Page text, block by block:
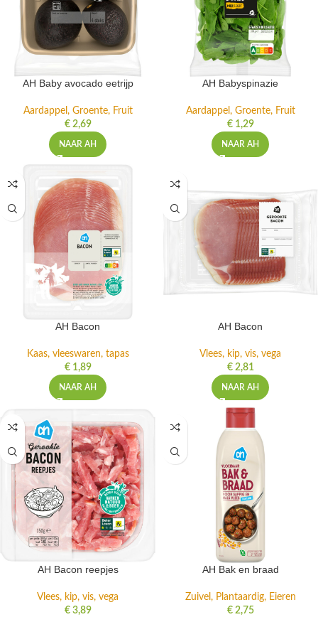
AH Baby avocado eetrijp
Aardappel, Groente, Fruit
€2,69
NAAR AH
AH Babyspinazie
Aardappel, Groente, Fruit
€1,29
NAAR AH
AH Bacon
Kaas, vleeswaren, tapas
€1,89
NAAR AH
AH Bacon
Vlees, kip, vis, vega
€2,81
NAAR AH
AH Bacon reepjes
Vlees, kip, vis, vega
€3,89
AH Bak en braad
Zuivel, Plantaardig, Eieren
€2,75